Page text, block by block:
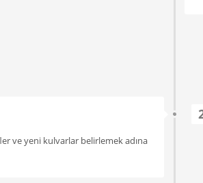
ve yeni kulvarlar belirlemek adına